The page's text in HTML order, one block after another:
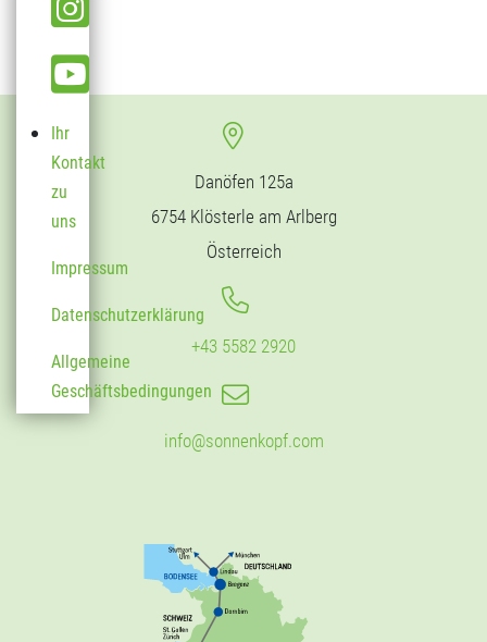
Ihr
Kontakt
zu
uns
Impressum
Datenschutzerklärung
Allgemeine
Geschäftsbedingungen
Danöfen 125a
6754 Klösterle am Arlberg
Österreich
+43 5582 2920
info@sonnenkopf.com